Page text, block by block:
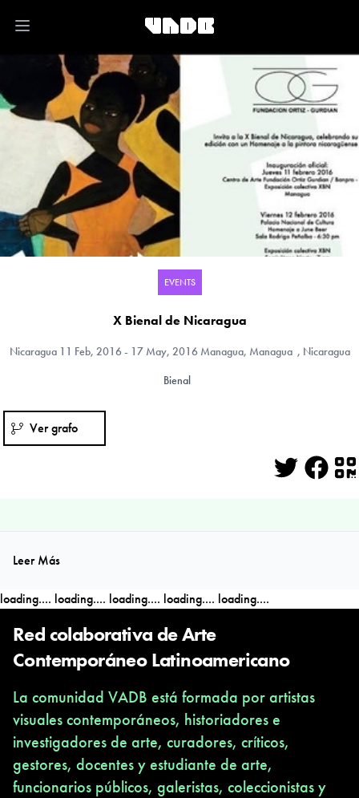
Open main menu
EVENTS
X Bienal de Nicaragua
Nicaragua11 Feb, 2016 - 17 May, 2016 Managua, Managua , Nicaragua
Bienal
Ver grafo
Leer Más
loading.... loading.... loading.... loading.... loading....
Red colaborativa de Arte
Contemporáneo Latinoamericano
La comunidad VADB está formada por artistas
visuales contemporáneos, historiadores e
investigadores de arte, curadores, críticos,
gestores, docentes y estudiante de arte,
funcionarios públicos, galeristas, coleccionistas y